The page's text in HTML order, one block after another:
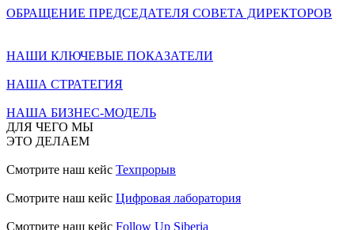
ОБРАЩЕНИЕ ПРЕДСЕДАТЕЛЯ СОВЕТА ДИРЕКТОРОВ
НАШИ КЛЮЧЕВЫЕ ПОКАЗАТЕЛИ
НАША СТРАТЕГИЯ
НАША БИЗНЕС-МОДЕЛЬ
ДЛЯ ЧЕГО МЫ
ЭТО ДЕЛАЕМ
Смотрите наш кейс Техпрорыв
Смотрите наш кейс Цифровая лаборатория
Смотрите наш кейс Follow Up Siberia